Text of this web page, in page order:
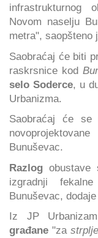
infrastrukturnog
Novom naselju
metra", saopšteno
Saobraćaj će biti
raskrsnice kod
selo Soderce, u
Urbanizma.
Saobraćaj će se
Bunuševac.
Razlog obustave
izgradnji
Bunuševac,
Iz JP
građane "za